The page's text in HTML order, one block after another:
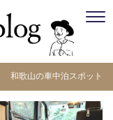
和歌山の車中泊スポット